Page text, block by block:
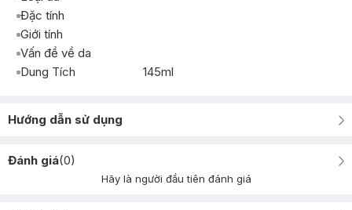
Đặc tính
Giới tính
Vấn đề về da
Dung Tích
145ml
Hướng dẫn sử dụng
Đánh giá(0)
Hãy là người đầu tiên đánh giá